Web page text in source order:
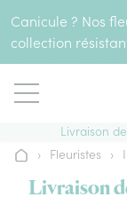
Canicule ? Nos
collection
Livraison
Accueil
› Fleuristes ›
Livraison